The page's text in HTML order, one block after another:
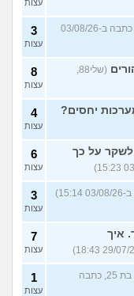
עצות
(שירה, בת 18, כתבה ב-03/08/26
3
עצות
(שלי88,
8
עצות
יחסים? 4
עצות
לשקר על כך
6
עצות
3
עצות
איך
7
עצות
(lili, בת 25, כתבה
1
עצות